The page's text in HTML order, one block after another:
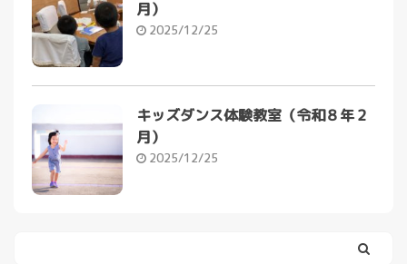
月）
2025/12/25
キッズダンス体験教室（令和８年２
月）
2025/12/25